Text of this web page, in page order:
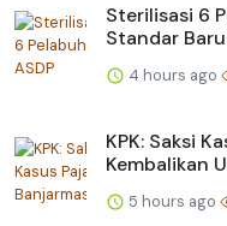
Sterilisasi 6
Standar Baru
4 hours ago
KPK: Saksi
Kembalikan
5 hours ago